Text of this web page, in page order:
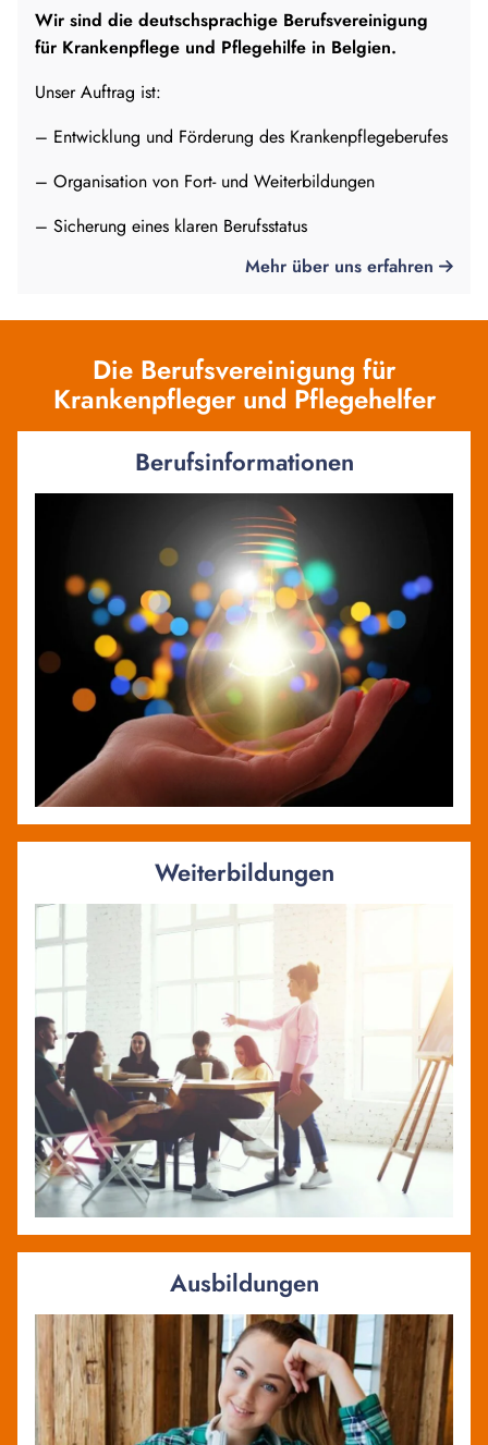
Wir sind die deutschsprachige Berufsvereinigung
für Krankenpflege und Pflegehilfe in Belgien.
Unser Auftrag ist:
– Entwicklung und Förderung des Krankenpflegeberufes
– Organisation von Fort- und Weiterbildungen
– Sicherung eines klaren Berufsstatus
Mehr über uns erfahren
Die Berufsvereinigung für
Krankenpfleger und Pflegehelfer
Berufsinformationen
Weiterbildungen
Ausbildungen